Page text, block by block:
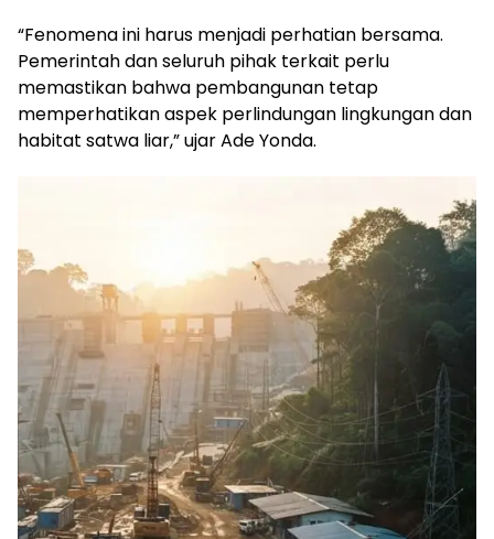
“Fenomena ini harus menjadi perhatian bersama.
Pemerintah dan seluruh pihak terkait perlu
memastikan bahwa pembangunan tetap
memperhatikan aspek perlindungan lingkungan dan
habitat satwa liar,” ujar Ade Yonda.